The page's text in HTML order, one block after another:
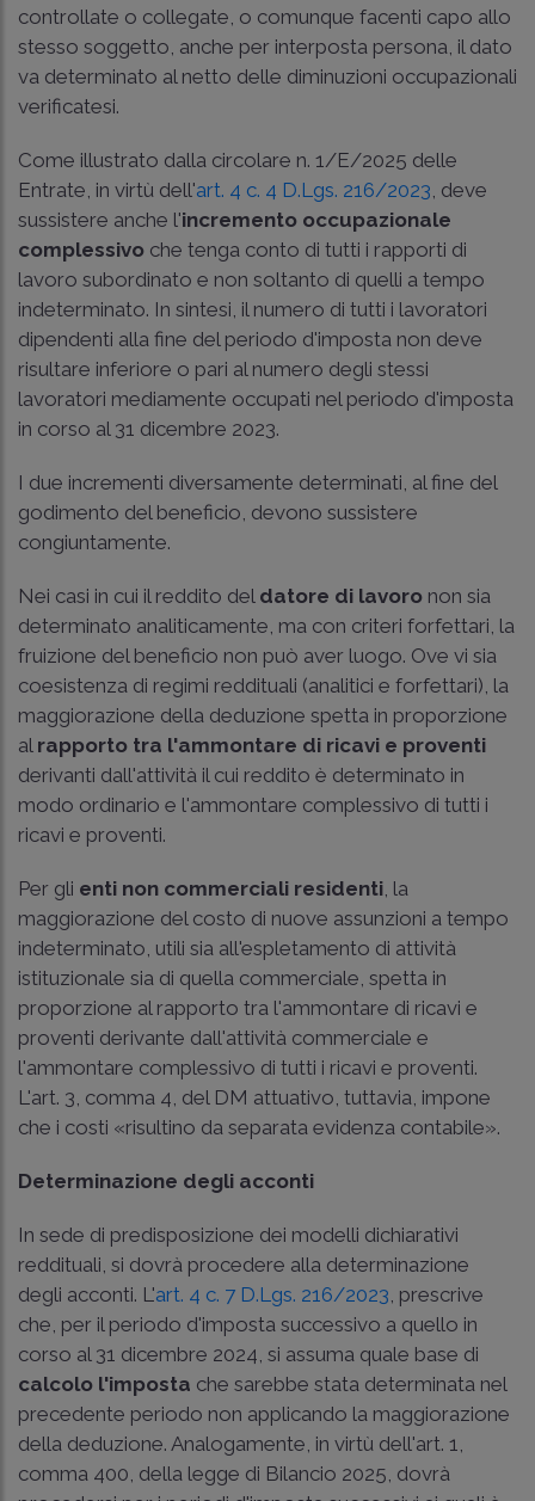
controllate o collegate, o comunque facenti capo allo
stesso soggetto, anche per interposta persona, il dato
va determinato al netto delle diminuzioni occupazionali
verificatesi.
Come illustrato dalla circolare n. 1/E/2025 delle
Entrate, in virtù dell'art. 4 c. 4 D.Lgs. 216/2023 , deve
sussistere anche l'incremento occupazionale
complessivo che tenga conto di tutti i rapporti di
lavoro subordinato e non soltanto di quelli a tempo
indeterminato. In sintesi, il numero di tutti i lavoratori
dipendenti alla fine del periodo d'imposta non deve
risultare inferiore o pari al numero degli stessi
lavoratori mediamente occupati nel periodo d'imposta
in corso al 31 dicembre 2023.
I due incrementi diversamente determinati, al fine del
godimento del beneficio, devono sussistere
congiuntamente.
Nei casi in cui il reddito del datore di lavoro non sia
determinato analiticamente, ma con criteri forfettari, la
fruizione del beneficio non può aver luogo. Ove vi sia
coesistenza di regimi reddituali (analitici e forfettari), la
maggiorazione della deduzione spetta in proporzione
al rapporto tra l'ammontare di ricavi e proventi
derivanti dall'attività il cui reddito è determinato in
modo ordinario e l'ammontare complessivo di tutti i
ricavi e proventi.
Per gli enti non commerciali residenti , la
maggiorazione del costo di nuove assunzioni a tempo
indeterminato, utili sia all'espletamento di attività
istituzionale sia di quella commerciale, spetta in
proporzione al rapporto tra l'ammontare di ricavi e
proventi derivante dall'attività commerciale e
l'ammontare complessivo di tutti i ricavi e proventi.
L'art. 3, comma 4, del DM attuativo, tuttavia, impone
che i costi «risultino da separata evidenza contabile».
Determinazione degli acconti
In sede di predisposizione dei modelli dichiarativi
reddituali, si dovrà procedere alla determinazione
degli acconti. L'art. 4 c. 7 D.Lgs. 216/2023 , prescrive
che, per il periodo d'imposta successivo a quello in
corso al 31 dicembre 2024, si assuma quale base di
calcolo l'imposta che sarebbe stata determinata nel
precedente periodo non applicando la maggiorazione
della deduzione. Analogamente, in virtù dell'art. 1,
comma 400, della legge di Bilancio 2025, dovrà